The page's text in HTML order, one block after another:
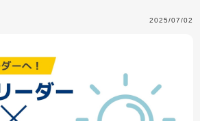
2025/07/02